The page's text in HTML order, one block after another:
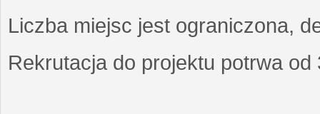
Liczba miejsc jest ograniczona,
Rekrutacja do projektu potrwa